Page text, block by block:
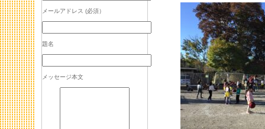
メールアドレス (必須）
題名
メッセージ本文